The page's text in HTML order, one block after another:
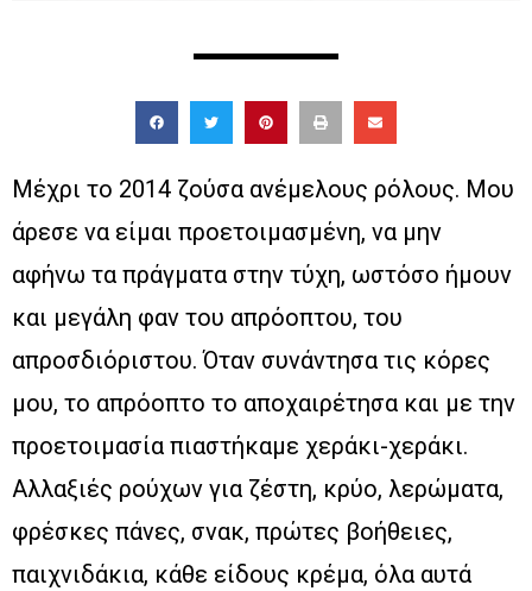
Μέχρι το 2014 ζούσα ανέμελους ρόλους. Μου
άρεσε να είμαι προετοιμασμένη, να μην
αφήνω τα πράγματα στην τύχη, ωστόσο ήμουν
και μεγάλη φαν του απρόοπτου, του
απροσδιόριστου. Όταν συνάντησα τις κόρες
μου, το απρόοπτο το αποχαιρέτησα και με την
προετοιμασία πιαστήκαμε χεράκι-χεράκι.
Αλλαξιές ρούχων για ζέστη, κρύο, λερώματα,
φρέσκες πάνες, σνακ, πρώτες βοήθειες,
παιχνιδάκια, κάθε είδους κρέμα, όλα αυτά